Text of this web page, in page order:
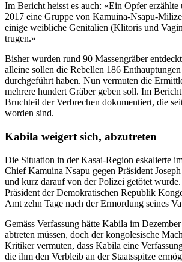
Im Bericht heisst es auch: «Ein Opfer erzählte
2017 eine Gruppe von Kamuina-Nsapu-
einige weibliche Genitalien (Klitoris und
trugen.»
Bisher wurden rund 90 Massengräber
alleine sollen die Rebellen 186
durchgeführt haben. Nun vermuten die
mehrere hundert Gräber geben soll. Im
Bruchteil der Verbrechen dokumentiert, die
worden sind.
Kabila weigert sich, abzutreten
Die Situation in der Kasai-Region eskalierte
Chief Kamuina Nsapu gegen Präsident
und kurz darauf von der Polizei getötet
Präsident der Demokratischen Republik
Amt zehn Tage nach der Ermordung seines
Gemäss Verfassung hätte Kabila im
abtreten müssen, doch der kongolesische
Kritiker vermuten, dass Kabila eine
die ihm den Verbleib an der Staatsspitze